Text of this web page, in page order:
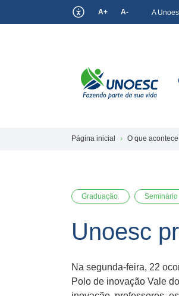
A+ A- A
Página inicial O que acontece
Graduação Seminário
Unoesc
Na segunda-feira, 22
Polo de inovação Vale